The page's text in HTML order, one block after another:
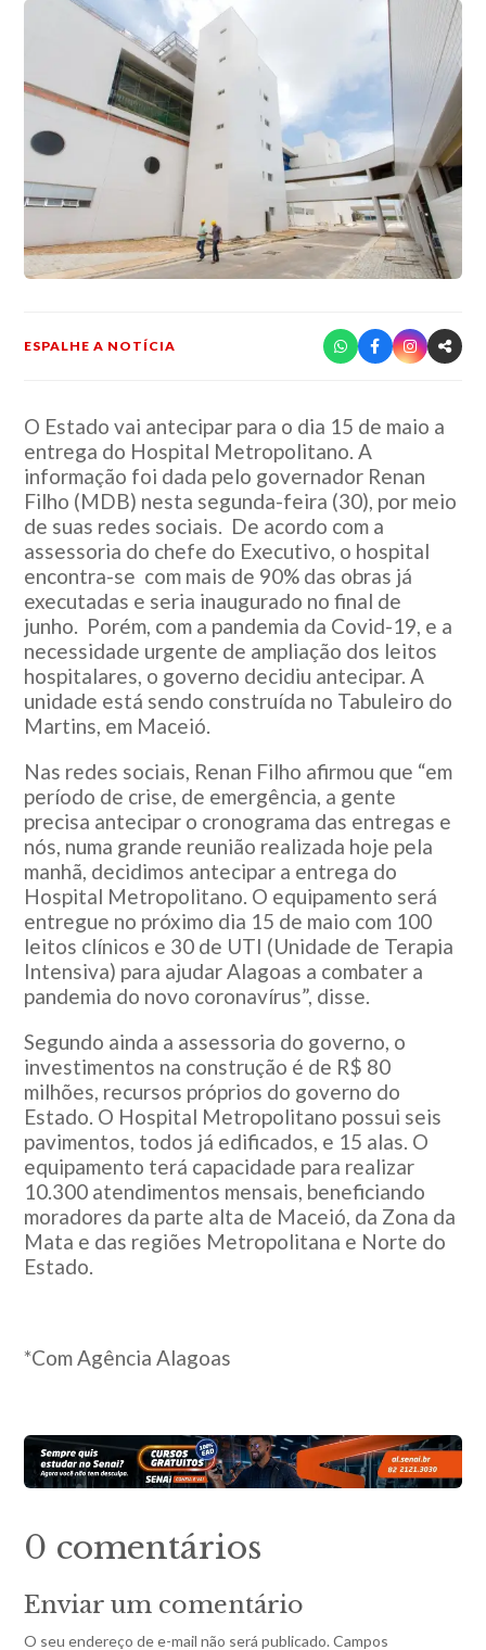
ESPALHE A NOTÍCIA
O Estado vai antecipar para o dia 15 de maio a
entrega do Hospital Metropolitano. A
informação foi dada pelo governador Renan
Filho (MDB) nesta segunda-feira (30), por meio
de suas redes sociais. De acordo com a
assessoria do chefe do Executivo, o hospital
encontra-se com mais de 90% das obras já
executadas e seria inaugurado no final de
junho. Porém, com a pandemia da Covid-19, e a
necessidade urgente de ampliação dos leitos
hospitalares, o governo decidiu antecipar. A
unidade está sendo construída no Tabuleiro do
Martins, em Maceió.
Nas redes sociais, Renan Filho afirmou que “em
período de crise, de emergência, a gente
precisa antecipar o cronograma das entregas e
nós, numa grande reunião realizada hoje pela
manhã, decidimos antecipar a entrega do
Hospital Metropolitano. O equipamento será
entregue no próximo dia 15 de maio com 100
leitos clínicos e 30 de UTI (Unidade de Terapia
Intensiva) para ajudar Alagoas a combater a
pandemia do novo coronavírus”, disse.
Segundo ainda a assessoria do governo, o
investimentos na construção é de R$ 80
milhões, recursos próprios do governo do
Estado. O Hospital Metropolitano possui seis
pavimentos, todos já edificados, e 15 alas. O
equipamento terá capacidade para realizar
10.300 atendimentos mensais, beneficiando
moradores da parte alta de Maceió, da Zona da
Mata e das regiões Metropolitana e Norte do
Estado.
*Com Agência Alagoas
0 comentários
Enviar um comentário
O seu endereço de e-mail não será publicado. Campos